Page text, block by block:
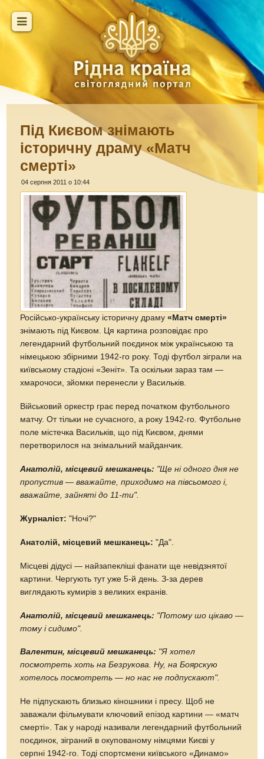
Під Києвом знімають
історичну драму «Матч
смерті»
04 серпня 2011 о 10:44
Російсько-українську історичну драму«Матч смерті»
знімають під Києвом. Ця картина розповідає про
легендарний футбольний поєдинок між українською та
німецькою збірними 1942-го року. Тоді футбол зіграли на
київському стадіоні «Зеніт». Та оскільки зараз там —
хмарочоси, зйомки перенесли у Васильків.
Військовий оркестр грає перед початком футбольного
матчу. От тільки не сучасного, а року 1942-го. Футбольне
поле містечка Васильків, що під Києвом, днями
перетворилося на знімальний майданчик.
Анатолій, місцевий мешканець: "Ще ні одного дня не
пропустив — вважайте, приходимо на півсьомого і,
вважайте, зайняті до 11-ти".
Журналіст: "Ночі?"
Анатолій, місцевий мешканець: "Да".
Місцеві дідусі — найзапекліші фанати ще невідзнятої
картини. Чергують тут уже 5-й день. З-за дерев
виглядають кумирів з великих екранів.
Анатолій, місцевий мешканець: "Потому шо цікаво —
тому і сидимо".
Валентин, місцевий мешканець: "Я хотел
посмотреть хоть на Безрукова. Ну, на Боярскую
хотелось посмотреть — но нас не подпускают".
Не підпускають близько кіношники і пресу. Щоб не
заважали фільмувати ключовий епізод картини — «матч
смерті». Так у народі називали легендарний футбольний
поєдинок, зіграний в окупованому німцями Києві у
серпні 1942-го. Тоді спортсмени київського «Динамо»